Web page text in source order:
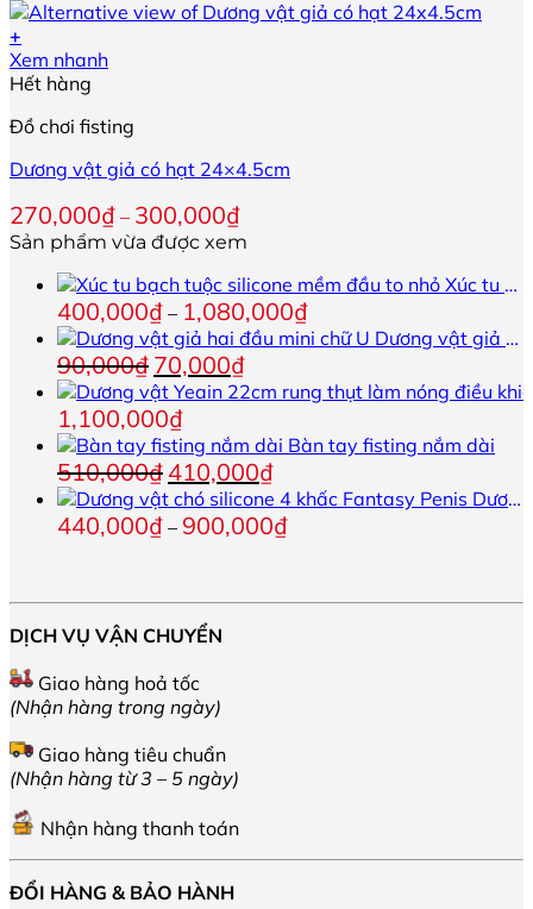
có
thể
được
chọn
trên
trang
sản
phẩm
+
Sản
phẩm
có
biến
thể.
Các
tùy
được
trên
sản
Xem nhanh
Hết hàng
Đồ chơi fisting
Dương vật giả có hạt 24×4.5cm
270,000₫ – 300,000₫Khoảng
giá:
270,000₫
đến
300,000₫
Sản phẩm vừa được xem
Xúc tu bạch tuộc silicone mềm đầu to nhỏ
400,000₫ – 1,080,000₫Khoảng
giá:
từ
400,000₫
đến
Dương vật giả hai đầu mini chữ U
90,000₫ Giá
gốc
là:
90,000₫.
70,000₫Giá
hiện
tại
là:
70,000₫.
1,100,000₫
Bàn tay fisting nắm dài
510,000₫ Giá
gốc
là:
510,000₫.
410,000₫Giá
hiện
tại
là:
Dương vật chó silicone 4 khấc Fantasy Penis
440,000₫ – 900,000₫Khoảng
DỊCH VỤ VẬN CHUYỂN
Giao hàng hoả tốc
(Nhận hàng trong ngày)
Giao hàng tiêu chuẩn
(Nhận hàng từ 3 – 5 ngày)
Nhận hàng thanh toán
ĐỔI HÀNG & BẢO HÀNH